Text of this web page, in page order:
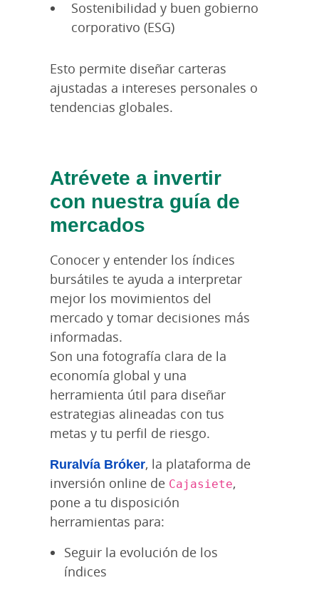
Sostenibilidad y buen gobierno
corporativo (ESG)
Esto permite diseñar carteras
ajustadas a intereses personales o
tendencias globales.
Atrévete a invertir
con nuestra guía de
mercados
Conocer y entender los índices
bursátiles te ayuda a interpretar
mejor los movimientos del
mercado y tomar decisiones más
informadas.
Son una fotografía clara de la
economía global y una
herramienta útil para diseñar
estrategias alineadas con tus
metas y tu perfil de riesgo.
Ruralvía Bróker, la plataforma de
inversión online de Cajasiete,
pone a tu disposición
herramientas para:
Seguir la evolución de los
índices